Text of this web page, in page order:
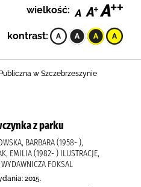
wielkość:
kontrast:
w Szczebrzeszynie
z parku
BARBARA (1958- ),
EMILIA (1982- ) ILUSTRACJE,
FOKSAL
2015.